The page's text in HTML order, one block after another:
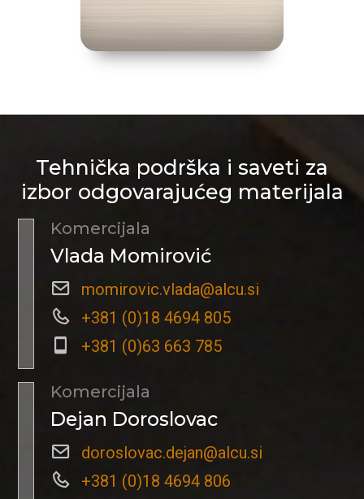
Tehnička podrška i saveti za
izbor odgovarajućeg materijala
Komercijala
Vlada Momirović
momirovic.vlada@alcu.si
+381 (0)18 4694 805
+381 (0)63 663 785
Komercijala
Dejan Doroslovac
doroslovac.dejan@alcu.si
+381 (0)18 4694 806